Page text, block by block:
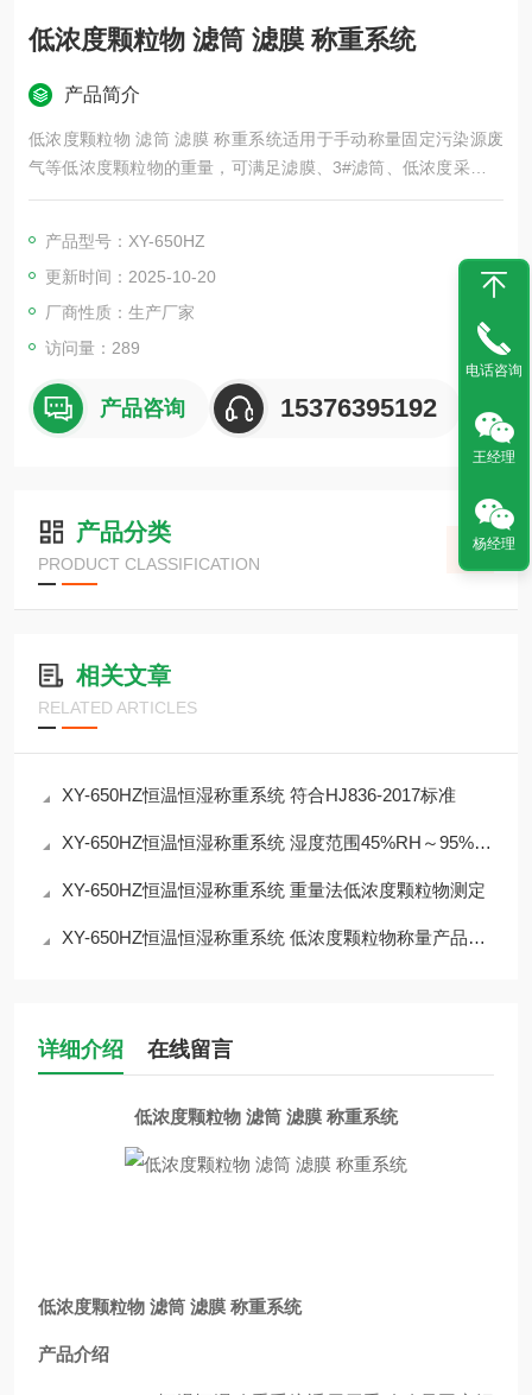
低浓度颗粒物 滤筒 滤膜 称重系统
产品简介
低浓度颗粒物 滤筒 滤膜 称重系统适用于手动称量固定污染源废
气等低浓度颗粒物的重量，可满足滤膜、3#滤筒、低浓度采样头
称量。广泛应用于环境监测站，气象监测站，科研和第三方检测
产品型号：XY-650HZ
更新时间：2025-10-20
厂商性质：生产厂家
访问量：289
产品咨询 15376395192
产品分类
PRODUCT CLASSIFICATION
相关文章
RELATED ARTICLES
XY-650HZ恒温恒湿称重系统 符合HJ836-2017标准
XY-650HZ恒温恒湿称重系统 湿度范围45%RH～95%RH
XY-650HZ恒温恒湿称重系统 重量法低浓度颗粒物测定
XY-650HZ恒温恒湿称重系统 低浓度颗粒物称量产品介绍
详细介绍 在线留言
低浓度颗粒物 滤筒 滤膜 称重系统
低浓度颗粒物 滤筒 滤膜 称重系统
产品介绍
电话咨询
王经理
杨经理